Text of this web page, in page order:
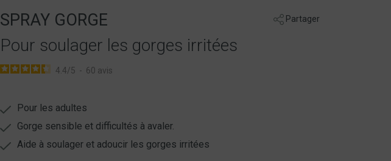
Partager
SPRAY GORGE
Pour soulager les gorges irritées
4.4/5 - 60 avis
Pour les adultes
Gorge sensible et difficultés à avaler.
Aide à soulager et adoucir les gorges irritées